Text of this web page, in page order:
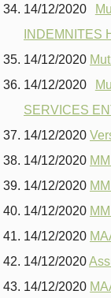
14/12/2020
INDEMNITES
14/12/2020
14/12/2020
SERVICES
14/12/2020
14/12/2020
14/12/2020
14/12/2020
14/12/2020
14/12/2020
14/12/2020